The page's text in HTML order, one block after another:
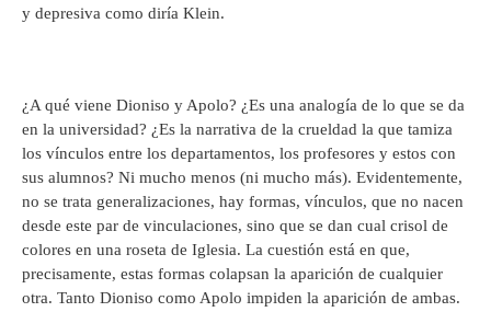
y depresiva como diría Klein.
¿A qué viene Dioniso y Apolo? ¿Es una analogía de lo que se da
en la universidad? ¿Es la narrativa de la crueldad la que tamiza
los vínculos entre los departamentos, los profesores y estos con
sus alumnos? Ni mucho menos (ni mucho más). Evidentemente,
no se trata generalizaciones, hay formas, vínculos, que no nacen
desde este par de vinculaciones, sino que se dan cual crisol de
colores en una roseta de Iglesia. La cuestión está en que,
precisamente, estas formas colapsan la aparición de cualquier
otra. Tanto Dioniso como Apolo impiden la aparición de ambas.